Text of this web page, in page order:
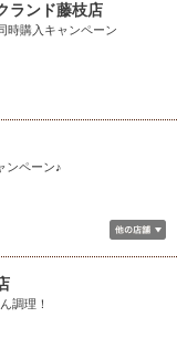
ランド藤枝店
購入キャンペーン
ンペーン♪
調理！